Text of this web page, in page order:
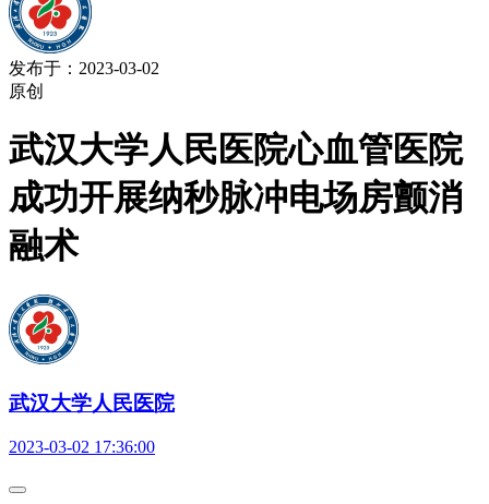
发布于：2023-03-02
原创
武汉大学人民医院心血管医院
成功开展纳秒脉冲电场房颤消
融术
武汉大学人民医院
2023-03-02 17:36:00